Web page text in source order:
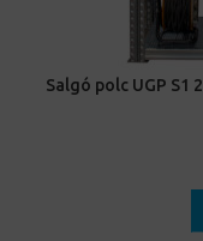
Salgó polc UGP S1